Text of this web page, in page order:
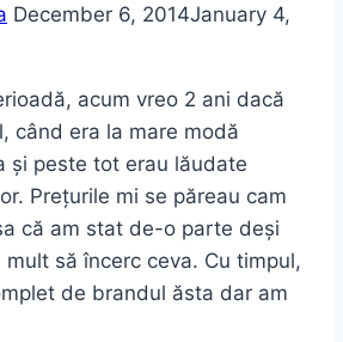
December 6, 2014January 4,
acum vreo 2 ani dacă
când era la mare modă
și peste tot erau lăudate
Prețurile mi se păreau cam
că am stat de-o parte deși
să încerc ceva. Cu timpul,
de brandul ăsta dar am